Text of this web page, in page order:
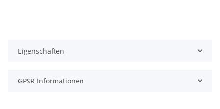
Eigenschaften
GPSR Informationen